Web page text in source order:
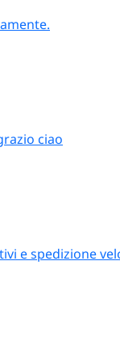
ciao
e spedizione